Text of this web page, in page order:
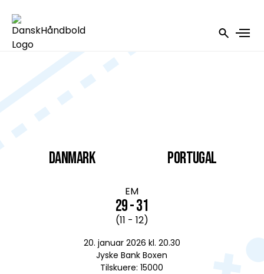
DANMARK
EM
29 - 31
(11 - 12)
20. januar 2026 kl. 20.30
Jyske Bank Boxen
Tilskuere: 15000
Portugal